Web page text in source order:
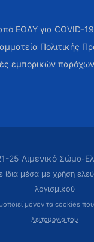
ΕΟΔΥ για COVID-19
Πολιτικής
εμπορικών παρόχων
25 Λιμενικό Σώμα-
ίδια μέσα με χρήση
λογισμικού
μόνον τα cookies που
λειτουργία του